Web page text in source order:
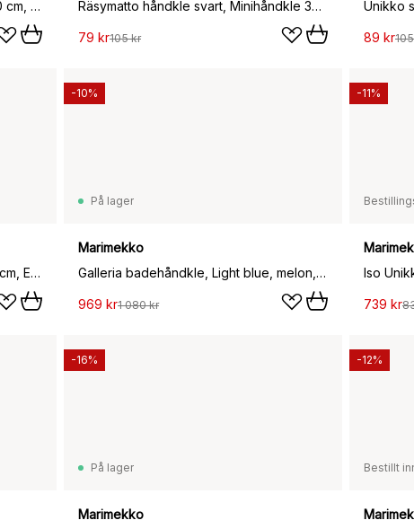
Piirto Unikko badehåndkle 100x160 cm, Ivory-black
Räsymatto håndkle svart, Minihåndkle 30 x 30 cm
79 kr105 kr
Unikko
89 kr
Unikko solid gjestehåndkle 32x50 cm, Ecru
På lager
Marimekko
Galleria badehåndkle, Light blue, melon, 100x160 cm
969 kr1 080 kr
-10%
739 kr
-11%
På lager
Marimekko
-16%
Bestillt
-12%